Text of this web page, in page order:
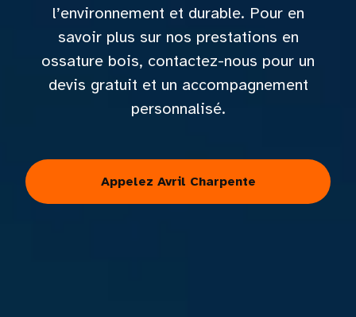
l’environnement et durable. Pour en
savoir plus sur nos prestations en
ossature bois, contactez-nous pour un
devis gratuit et un accompagnement
personnalisé.
Appelez Avril Charpente